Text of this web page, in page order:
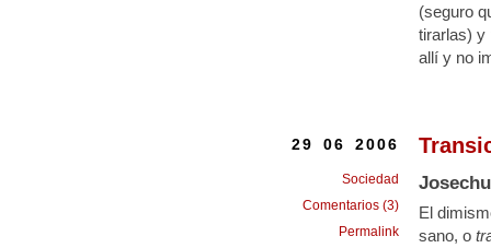
(seguro
tirarlas) y
allí y no
El
sano, o
29 06 2006
Sociedad
Comentarios (3)
Permalink